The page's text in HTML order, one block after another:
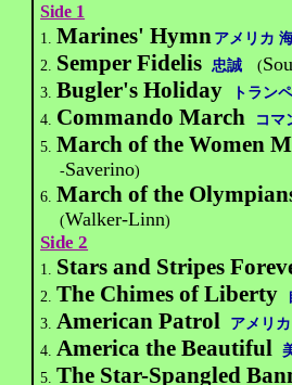
Side 1
1.Marines' Hymn アメリカ
2. Semper Fidelis 忠誠 (
3. Bugler's Holiday
トラン
4. Commando March
コマ
5. March of the Women
-Saverino)
6. March of the
(Walker-Linn)
Side 2
1. Stars and Stripes
2. The Chimes of Liberty
3. American Patrol
アメリ
4. America the Beautiful
5. The Star-Spangled